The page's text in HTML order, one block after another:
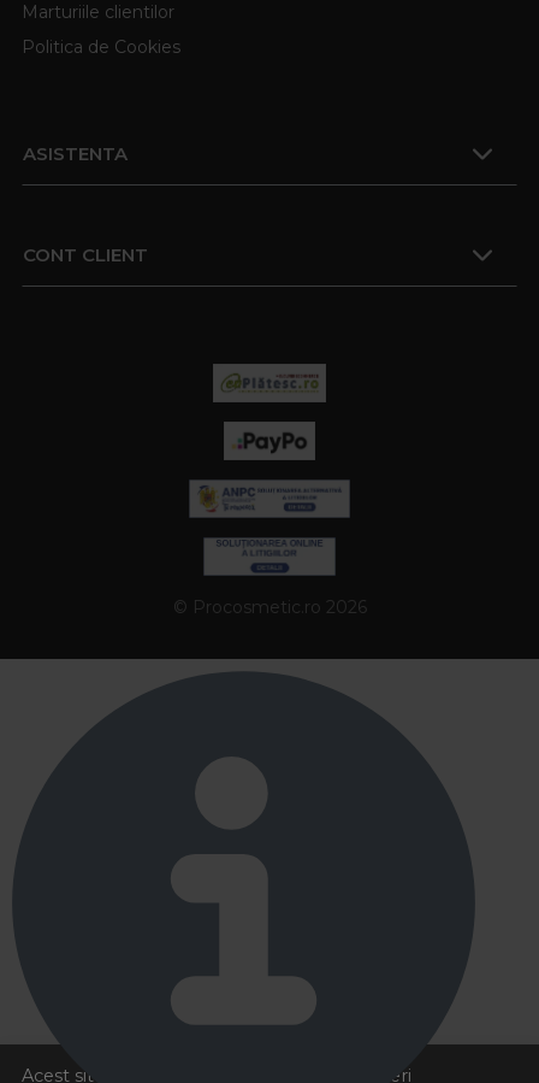
Acest site foloseste cookies pentru a va oferi
Marturiile clientilor
Politica de Cookies
ASISTENTA
CONT CLIENT
© Procosmetic.ro 2026